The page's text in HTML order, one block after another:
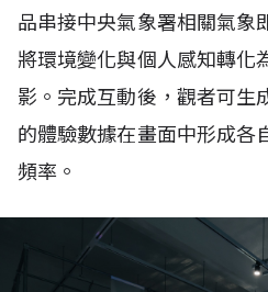
品串接中央氣象署相關氣象
將環境變化與個人感知轉化
影。完成互動後，觀者可生
的體驗數據在畫面中形成各
頻率。